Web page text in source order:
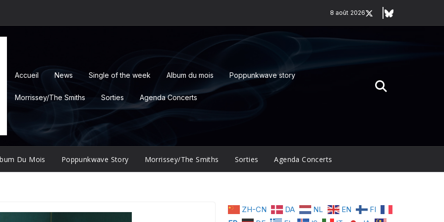
8 août 2026
Accueil News Single of the week Album du mois Poppunkwave story
Morrissey/The Smiths Sorties Agenda Concerts
Du Mois Poppunkwave Story Morrissey/The Smiths Sorties Agenda Concerts
ZH-CN DA NL EN
FI